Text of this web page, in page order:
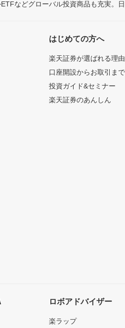
などグローバル投資商品も充実。
はじめての方へ
楽天証券が選ばれる理由
口座開設からお取引ま
投資ガイド&セミナー
楽天証券のあんしん
ロボアドバイザー
楽ラップ